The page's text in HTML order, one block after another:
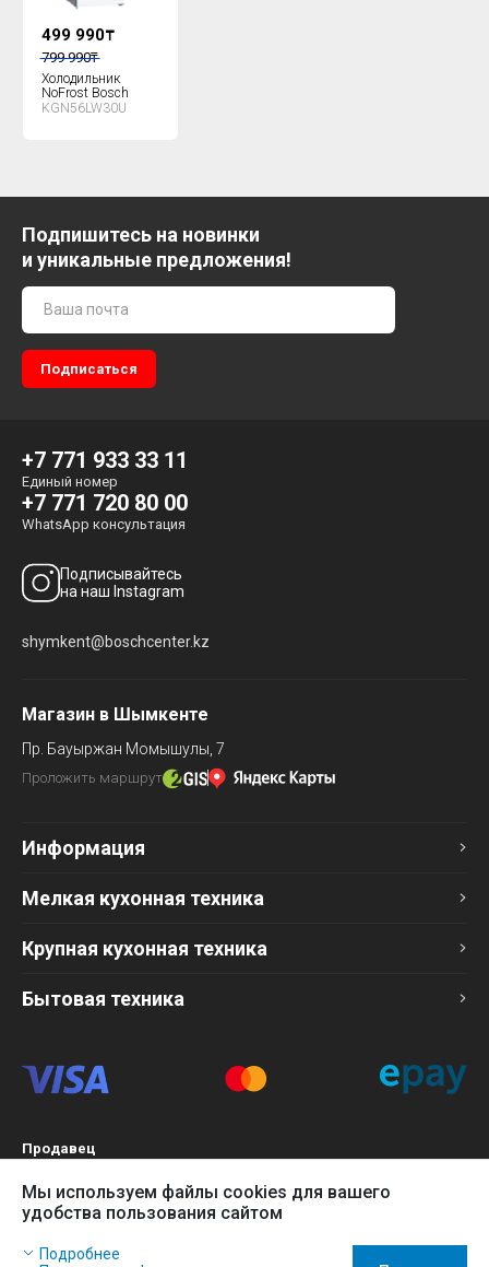
499 990₸
799 990₸
Холодильник
NoFrost Bosch
KGN56LW30U
Подпишитесь на новинки
и уникальные предложения!
+7 771 933 33 11
Единый номер
+7 771 720 80 00
WhatsApp консультация
Подписывайтесь
на наш Instagram
shymkent@boschcenter.kz
Магазин в Шымкенте
Пр. Бауыржан Момышулы, 7
Проложить маршрут
Информация
Мелкая кухонная техника
Крупная кухонная техника
Бытовая техника
Продавец
БИН 120140015907
Более подробно см. раздел Оферта
Мы используем файлы cookies для вашего
удобства пользования сайтом
Наш сайт использует файлы cookies, чтобы Вы могли
Подробнее